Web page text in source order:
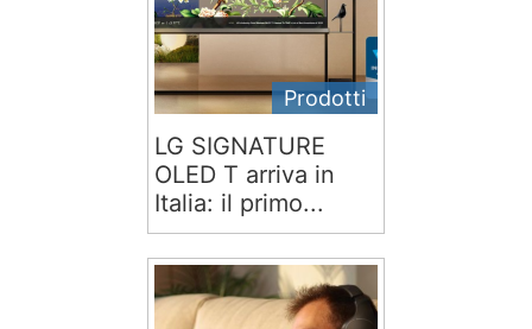
Prodotti
LG SIGNATURE
OLED T arriva in
Italia: il primo...